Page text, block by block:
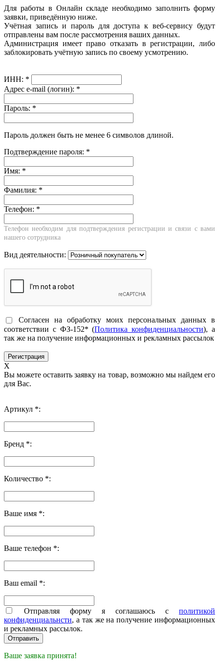
Для работы в Онлайн складе необходимо заполнить форму
заявки, приведённую ниже.
Учётная запись и пароль для доступа к веб-сервису будут
отправлены вам после рассмотрения ваших данных.
Администрация имеет право отказать в регистрации, либо
заблокировать учётную запись по своему усмотрению.
ИНН: *
Адрес e-mail (логин): *
Пароль: *
Пароль должен быть не менее 6 символов длиной.
Подтверждение пароля: *
Имя: *
Фамилия: *
Телефон: *
Телефон необходим для подтверждения регистрации и связи с вами
нашего сотрудника
Вид деятельности:
Согласен на обработку моих персональных данных в
соответствии с ФЗ-152* (Политика конфиденциальности), а
так же на получение информационных и рекламных рассылок
X
Вы можете оставить заявку на товар, возможно мы найдем его
для Вас.
Артикул *:
Бренд *:
Количество *:
Ваше имя *:
Ваше телефон *:
Ваш email *:
Отправляя форму я соглашаюсь с политикой
конфиденциальнсти, а так же на получение информационных
и рекламных рассылок.
Ваше заявка принята!